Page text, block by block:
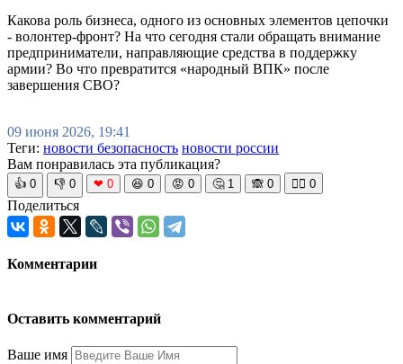
Какова роль бизнеса, одного из основных элементов цепочки
- волонтер-фронт? На что сегодня стали обращать внимание
предприниматели, направляющие средства в поддержку
армии? Во что превратится «народный ВПК» после
завершения СВО?
09 июня 2026, 19:41
Теги: новости безопасность новости россии
Вам понравилась эта публикация?
👍 0 👎 0 ❤ 0 😆 0 😡 0 🤔 1 🙈 0 🧘‍♀️ 0
Поделиться
Комментарии
Оставить комментарий
Ваше имя